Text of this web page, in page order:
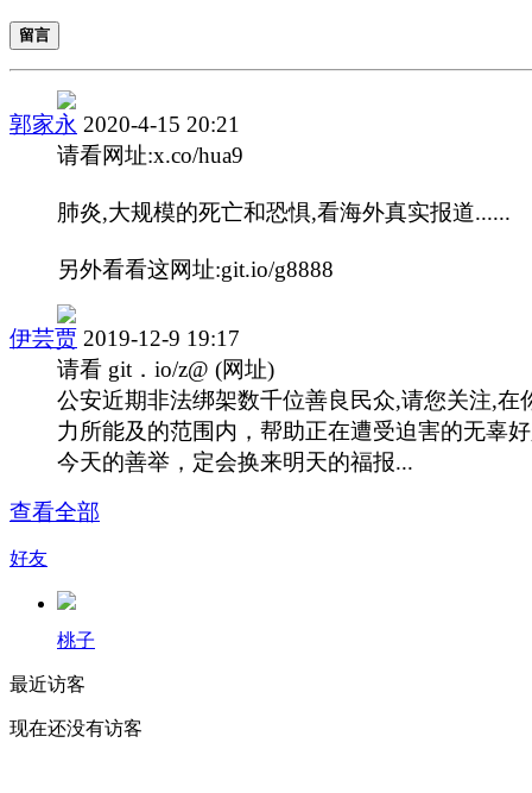
留言
郭家永 2020-4-15 20:21
请看网址:x.co/hua9
肺炎,大规模的死亡和恐惧,看海外真实报道......
另外看看这网址:git.io/g8888
伊芸贾 2019-12-9 19:17
请看 git．io/z@ (网址)
公安近期非法绑架数千位善良民众,请您关注,在
力所能及的范围内，帮助正在遭受迫害的无辜
今天的善举，定会换来明天的福报...
查看全部
好友
桃子
最近访客
现在还没有访客